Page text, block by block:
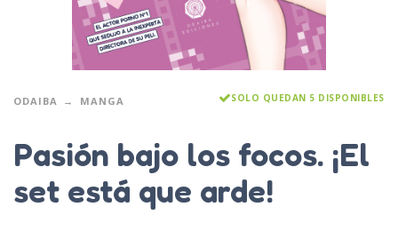
ODAIBA MANGA SOLO QUEDAN 5 DISPONIBLES
Pasión bajo los focos. ¡El
set está que arde!